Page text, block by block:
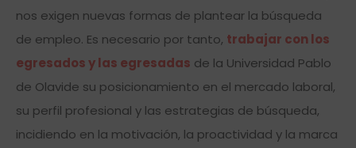
nos exigen nuevas formas de plantear la búsqueda
de empleo. Es necesario por tanto, trabajar con los
egresadosy las egresadas de la Universidad Pablo
de Olavide su posicionamiento en el mercado laboral,
su perfil profesional y las estrategias de búsqueda,
incidiendo en la motivación, la proactividad y la marca